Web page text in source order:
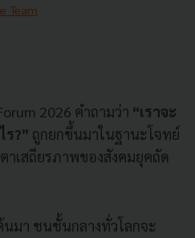
Team
2026 คำถามว่า “เราจะ
ร?” ถูกยกขึ้นมาในฐานะโจทย์
าเสถียรภาพของสังคมยุคถัด
มา ชนชั้นกลางทั่วโลกจะ